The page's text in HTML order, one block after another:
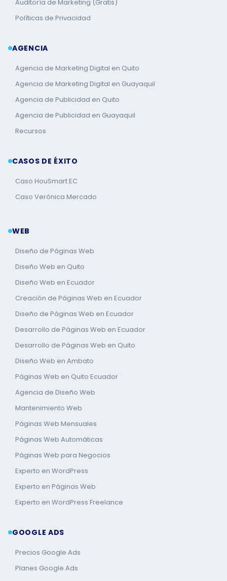
Auditoría de Marketing (Gratis)
Políticas de Privacidad
AGENCIA
Agencia de Marketing Digital en Quito
Agencia de Marketing Digital en Guayaquil
Agencia de Publicidad en Quito
Agencia de Publicidad en Guayaquil
Recursos
CASOS DE ÉXITO
Caso HouSmart EC
Caso Verónica Mercado
WEB
Diseño de Páginas Web
Diseño Web en Quito
Diseño Web en Ecuador
Creación de Páginas Web en Ecuador
Diseño de Páginas Web en Ecuador
Desarrollo de Páginas Web en Ecuador
Desarrollo de Páginas Web en Quito
Diseño Web en Ambato
Páginas Web en Quito Ecuador
Agencia de Diseño Web
Mantenimiento Web
Páginas Web Mensuales
Páginas Web Automáticas
Páginas Web para Negocios
Experto en WordPress
Experto en Páginas Web
Experto en WordPress Freelance
GOOGLE ADS
Precios Google Ads
Planes Google Ads